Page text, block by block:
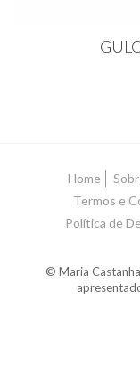
Home
Termos e
Política de
© Maria